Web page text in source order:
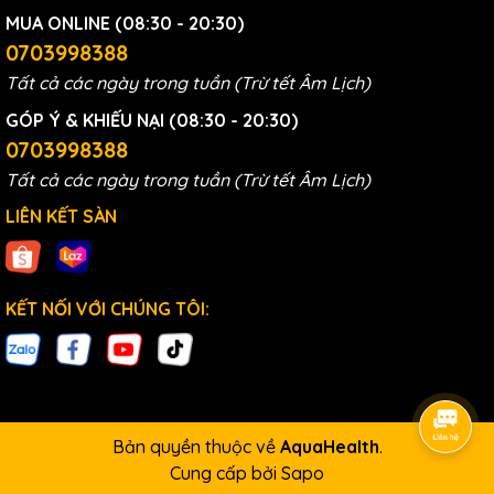
Hotline:0703998388 |
Website: aquahealth.vn
Để đặt mua sản phẩm Lõi lọc nước, khách hàng có thể
thông qua các cách sau:
Thêm sản phẩm vào giỏ hàng và nhập thông
tin
Link Lõi Lọc Mitsubishi Cleansui AL700
MUA ONLINE (08:30 - 20:30)
0703998388
Tất cả các ngày trong tuần (Trừ tết Âm Lịch)
GÓP Ý & KHIẾU NẠI (08:30 - 20:30)
0703998388
Tất cả các ngày trong tuần (Trừ tết Âm Lịch)
LIÊN KẾT SÀN
KẾT NỐI VỚI CHÚNG TÔI:
Bản quyền thuộc về AquaHealth.
Cung cấp bởi Sapo